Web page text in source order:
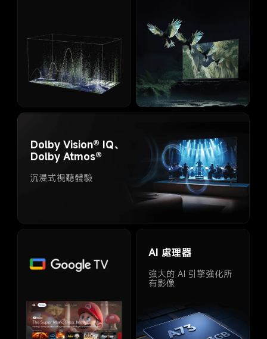
Dolby Vision® IQ、
Dolby Atmos®
沉浸式視聽體驗
AI 處理器
強大的 AI 引擎強化所
有影像